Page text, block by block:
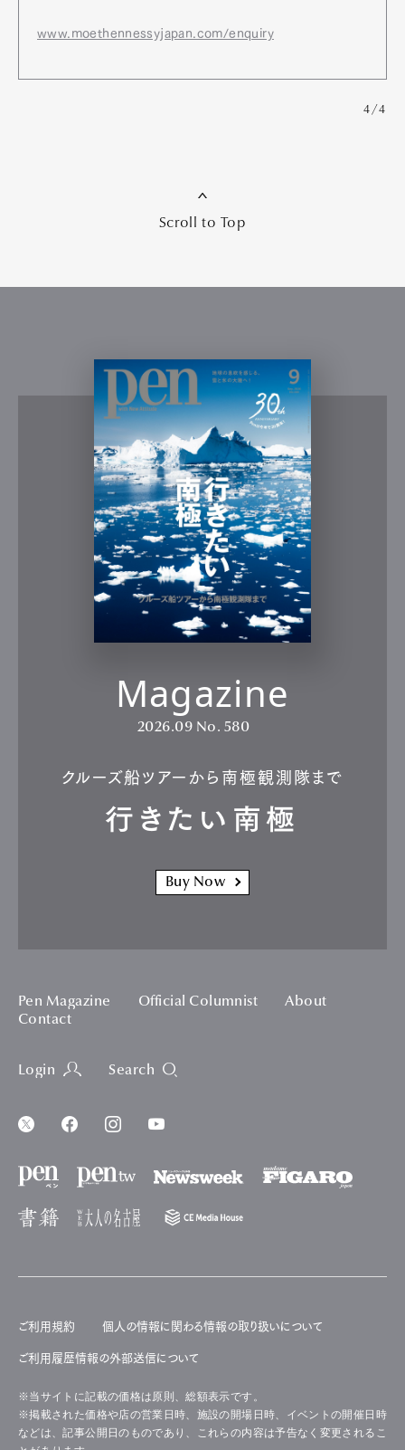
www.moethennessyjapan.com/enquiry
4/4
Scroll to Top
Magazine
2026.09 No. 580
クルーズ船ツアーから南極観測隊まで
行きたい南極
Buy Now
Pen Magazine Official Columnist
About
Contact
Login Search
ご利用規約 個人の情報に関わる情報の取り扱いについて
ご利用履歴情報の外部送信について
※当サイトに記載の価格は原則、総額表示です。
※掲載された価格や店の営業日時、施設の開場日時、イベントの開催日時
などは、記事公開日のものであり、これらの内容は予告なく変更されるこ